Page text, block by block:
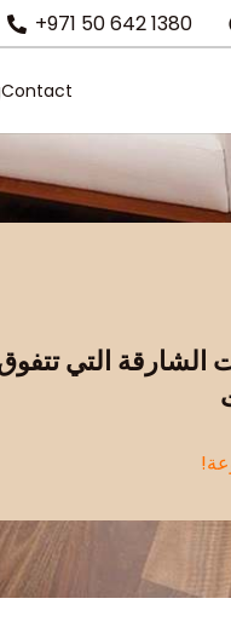
+971 50 642 1380
Contact
التي